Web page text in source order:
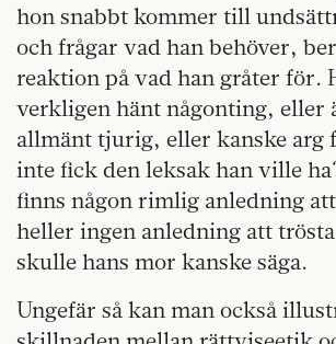
hon snabbt kommer till
och frågar vad han behöver,
reaktion på vad han gråter för.
verkligen hänt någonting, eller
allmänt tjurig, eller kanske arg
inte fick den leksak han ville
finns någon rimlig anledning
heller ingen anledning att
skulle hans mor kanske säga.
Ungefär så kan man också